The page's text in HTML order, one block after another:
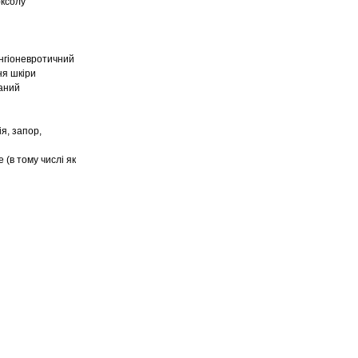
шкіри
запор,
(в тому числі як